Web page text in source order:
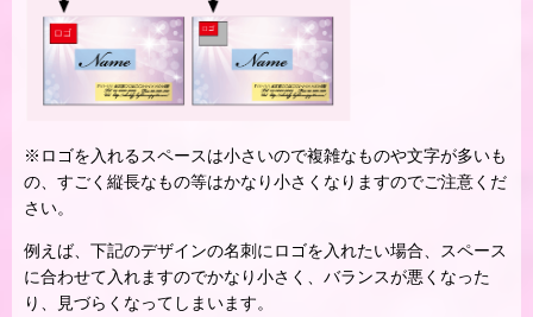
※ロゴを入れるスペースは小さいので複雑なものや文字が多いも
の、すごく縦長なもの等はかなり小さくなりますのでご注意くだ
さい。
例えば、下記のデザインの名刺にロゴを入れたい場合、スペース
に合わせて入れますのでかなり小さく、バランスが悪くなった
り、見づらくなってしまいます。